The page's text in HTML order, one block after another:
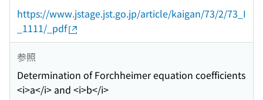
https://www.jstage.jst.go.jp/article/kaigan/73/2/73_I
_1111/_pdf
参照
Determination of Forchheimer equation coefficients
<i>a</i> and <i>b</i>